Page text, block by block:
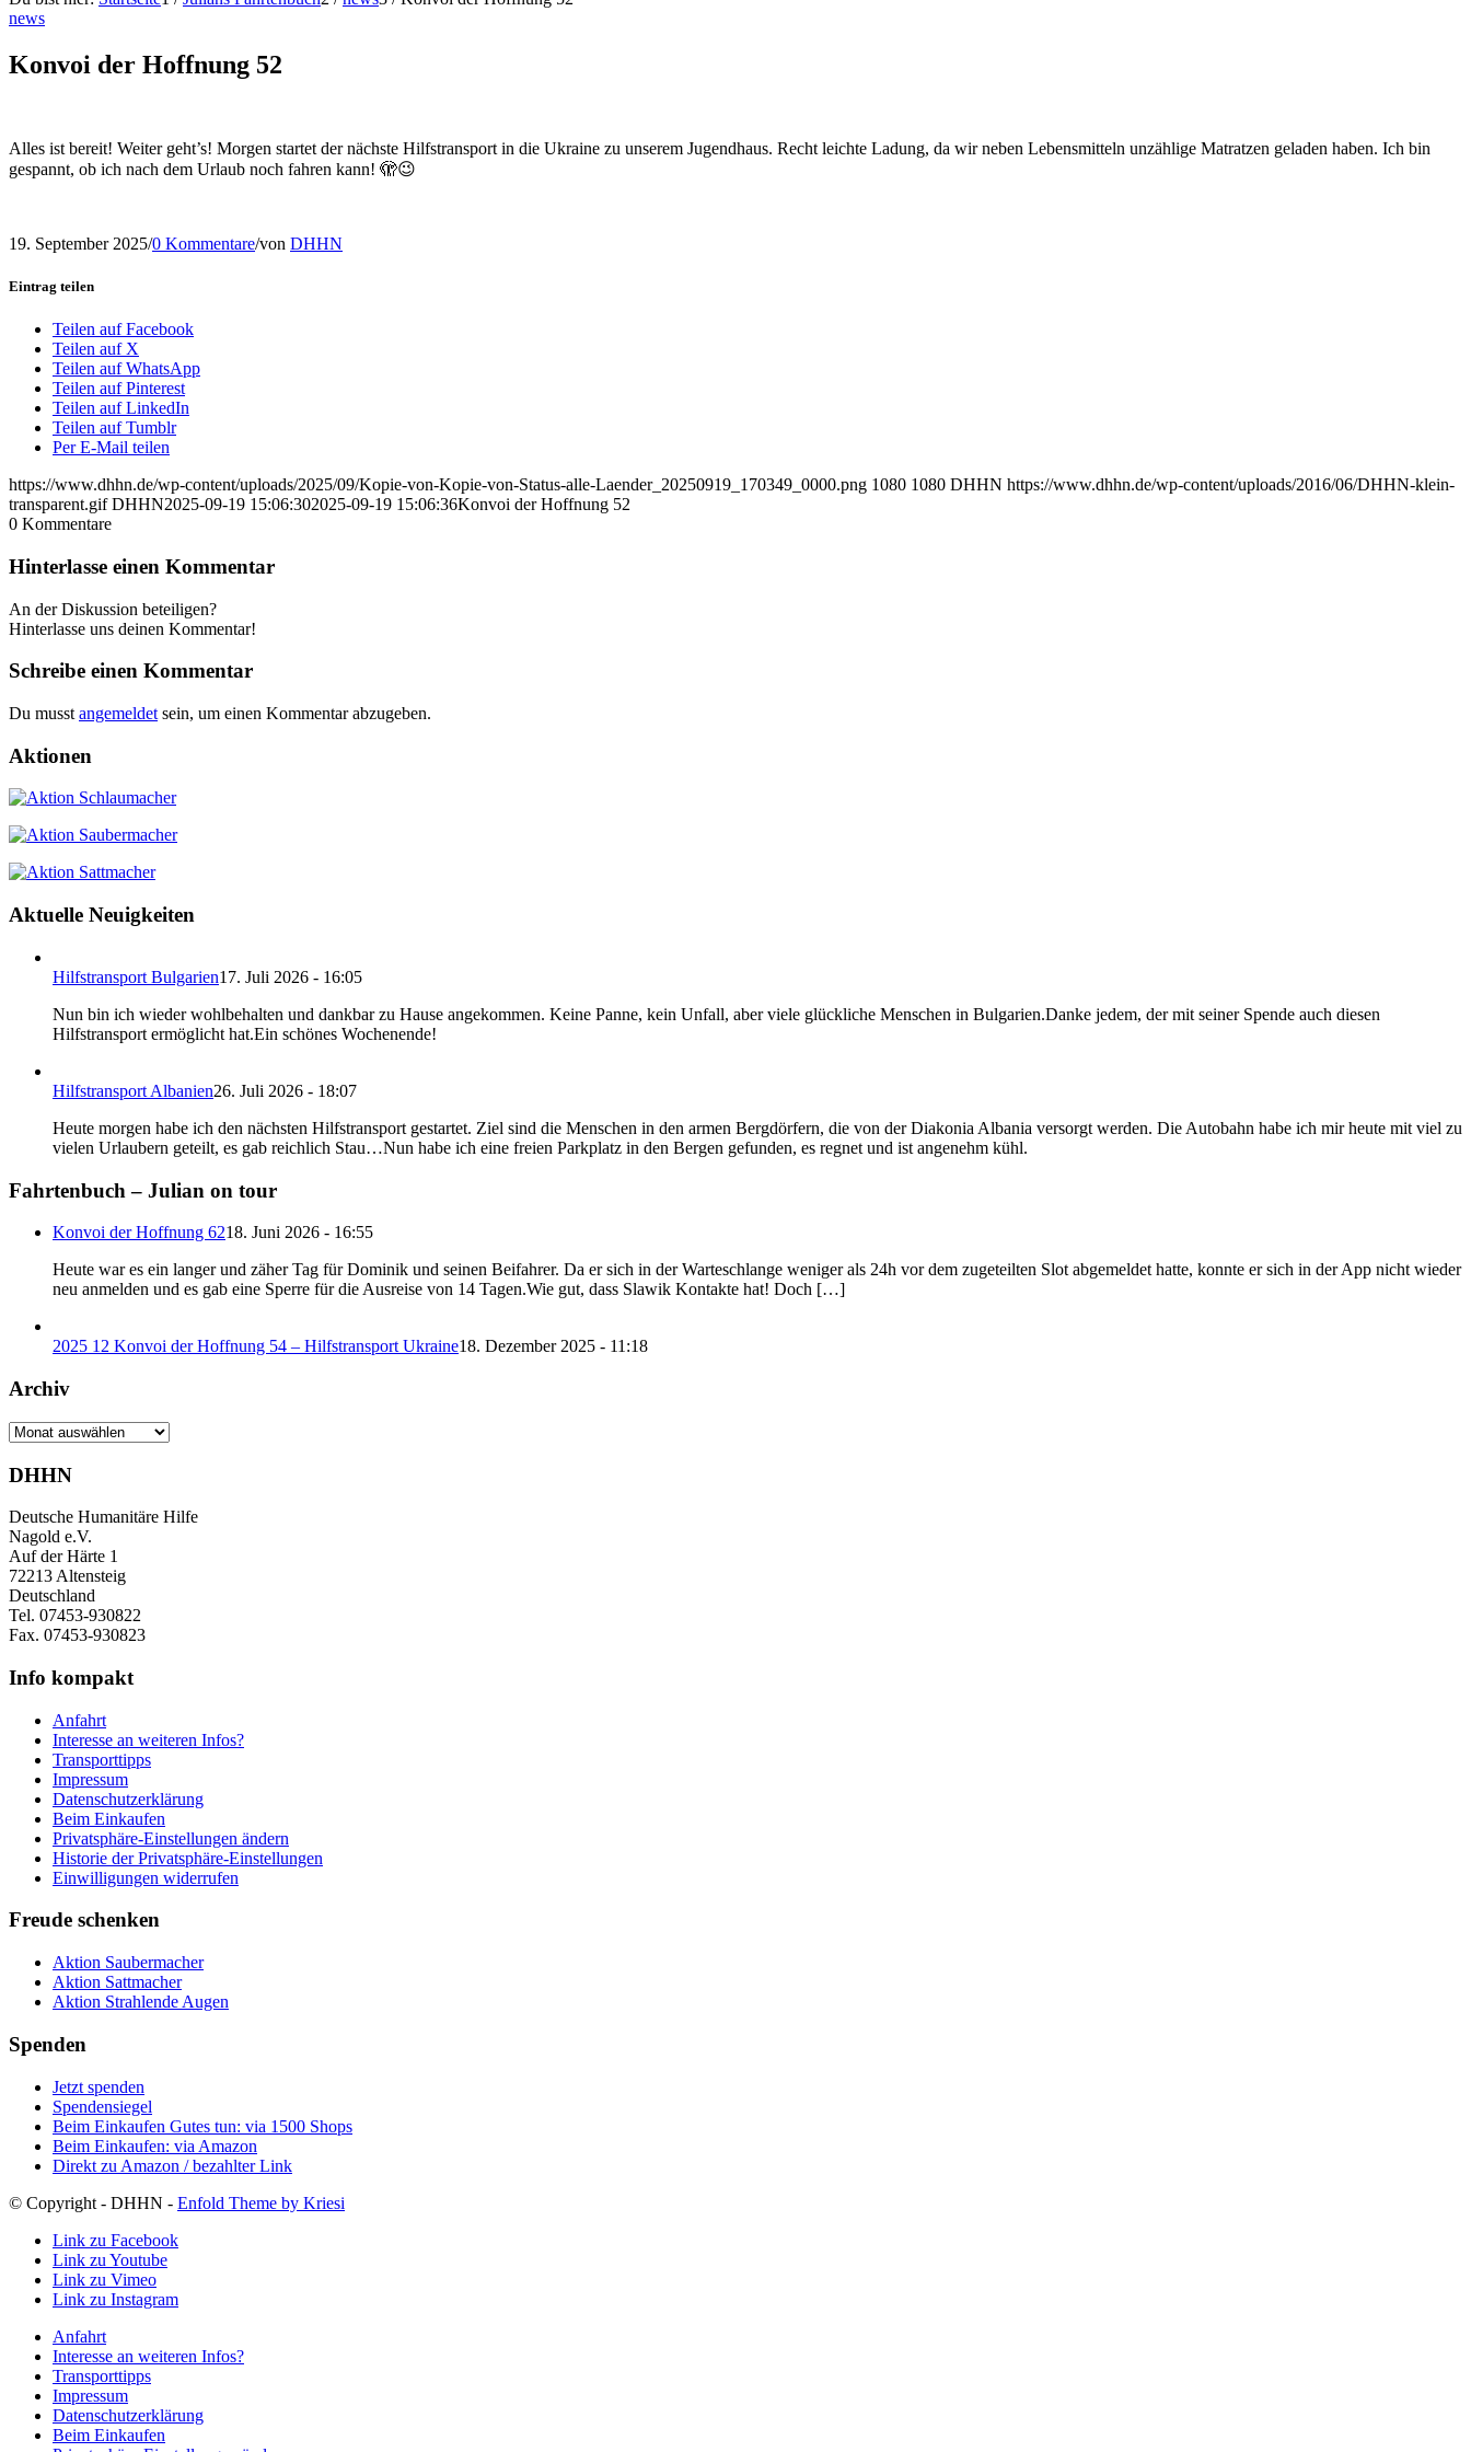
news
Konvoi der Hoffnung 52
Alles ist bereit! Weiter geht’s! Morgen startet der nächste Hilfstransport in die Ukraine zu unserem Jugendhaus. Recht leichte Ladung, da wir neben Lebensmitteln unzählige Matratzen geladen haben. Ich bin
gespannt, ob ich nach dem Urlaub noch fahren kann! 🫣😉
19. September 2025/0 Kommentare/von DHHN
Eintrag teilen
Teilen auf Facebook
Teilen auf X
Teilen auf WhatsApp
Teilen auf Pinterest
Teilen auf LinkedIn
Teilen auf Tumblr
Per E-Mail teilen
https://www.dhhn.de/wp-content/uploads/2025/09/Kopie-von-Kopie-von-Status-alle-Laender_20250919_170349_0000.png 1080 1080 DHHN https://www.dhhn.de/wp-content/uploads/2016/06/DHHN-klein-
transparent.gif DHHN2025-09-19 15:06:302025-09-19 15:06:36Konvoi der Hoffnung 52
0 Kommentare
Hinterlasse einen Kommentar
An der Diskussion beteiligen?
Hinterlasse uns deinen Kommentar!
Schreibe einen Kommentar
Du musst angemeldet sein, um einen Kommentar abzugeben.
Aktionen
Aktuelle Neuigkeiten
Hilfstransport Bulgarien17. Juli 2026 - 16:05
Nun bin ich wieder wohlbehalten und dankbar zu Hause angekommen. Keine Panne, kein Unfall, aber viele glückliche Menschen in Bulgarien.Danke jedem, der mit seiner Spende auch diesen
Hilfstransport ermöglicht hat.Ein schönes Wochenende!
Hilfstransport Albanien26. Juli 2026 - 18:07
Heute morgen habe ich den nächsten Hilfstransport gestartet. Ziel sind die Menschen in den armen Bergdörfern, die von der Diakonia Albania versorgt werden. Die Autobahn habe ich mir heute mit viel zu
vielen Urlaubern geteilt, es gab reichlich Stau…Nun habe ich eine freien Parkplatz in den Bergen gefunden, es regnet und ist angenehm kühl.
Fahrtenbuch – Julian on tour
Konvoi der Hoffnung 6218. Juni 2026 - 16:55
Heute war es ein langer und zäher Tag für Dominik und seinen Beifahrer. Da er sich in der Warteschlange weniger als 24h vor dem zugeteilten Slot abgemeldet hatte, konnte er sich in der App nicht wieder
neu anmelden und es gab eine Sperre für die Ausreise von 14 Tagen.Wie gut, dass Slawik Kontakte hat! Doch […]
2025 12 Konvoi der Hoffnung 54 – Hilfstransport Ukraine18. Dezember 2025 - 11:18
Archiv
Archiv
DHHN
Deutsche Humanitäre Hilfe
Nagold e.V.
Auf der Härte 1
72213 Altensteig
Deutschland
Tel. 07453-930822
Fax. 07453-930823
Info kompakt
Anfahrt
Interesse an weiteren Infos?
Transporttipps
Impressum
Datenschutzerklärung
Beim Einkaufen
Privatsphäre-Einstellungen ändern
Historie der Privatsphäre-Einstellungen
Einwilligungen widerrufen
Freude schenken
Aktion Saubermacher
Aktion Sattmacher
Aktion Strahlende Augen
Spenden
Jetzt spenden
Spendensiegel
Beim Einkaufen Gutes tun: via 1500 Shops
Beim Einkaufen: via Amazon
Direkt zu Amazon / bezahlter Link
© Copyright - DHHN - Enfold Theme by Kriesi
Link zu Facebook
Link zu Youtube
Link zu Vimeo
Link zu Instagram
Anfahrt
Interesse an weiteren Infos?
Transporttipps
Impressum
Datenschutzerklärung
Beim Einkaufen